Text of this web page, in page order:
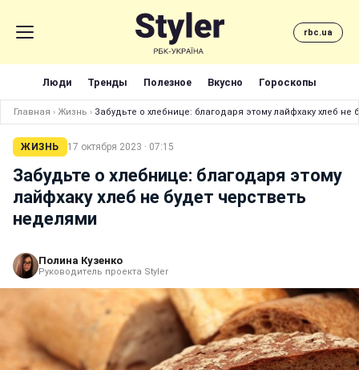
rbc.ua
Люди Тренды Полезное Вкусно Гороскопы
Главная › Жизнь › Забудьте о хлебнице: благодаря этому лайфхаку хлеб не
ЖИЗНЬ 17 октября 2023 · 07:15
Забудьте о хлебнице: благодаря этому
лайфхаку хлеб не будет черстветь
неделями
Полина Кузенко
Руководитель проекта Styler